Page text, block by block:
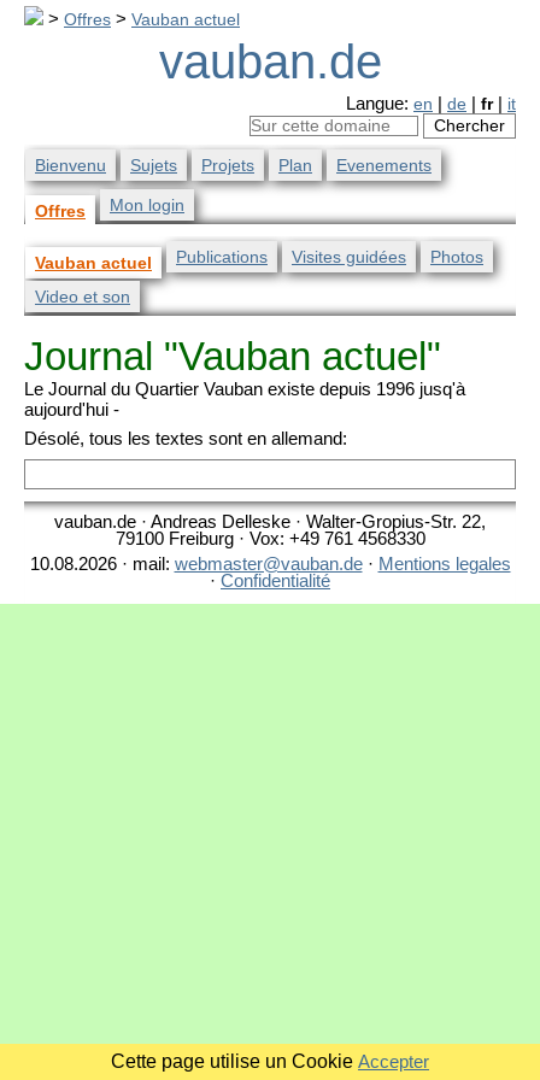
> Offres > Vauban actuel
vauban.de
Langue: en de fr| it
Bienvenu Sujets Projets Plan Evenements
Offres Mon login
Vauban actuel Publications Visites guidées Photos
Video et son
Journal "Vauban actuel"
Le Journal du Quartier Vauban existe depuis 1996 jusq'à
aujourd'hui -
Désolé, tous les textes sont en allemand:
vauban.de · Andreas Delleske · Walter-Gropius-Str. 22,
79100 Freiburg · Vox: +49 761 4568330
10.08.2026 · mail: webmaster@vauban.de· Mentions legales
· Confidentialité
Cette page utilise un Cookie Accepter